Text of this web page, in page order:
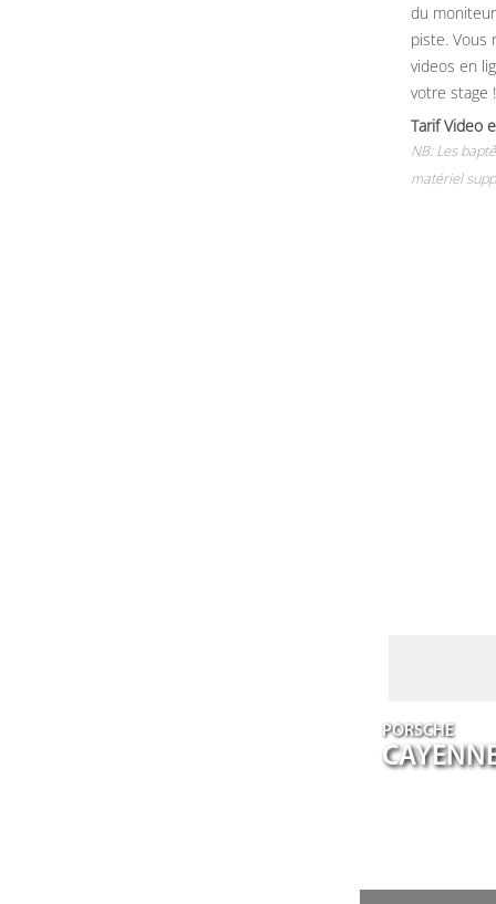
du
piste. Vous
videos en
votre stage !
Tarif Video
NB: Les
matériel
PORSCHE